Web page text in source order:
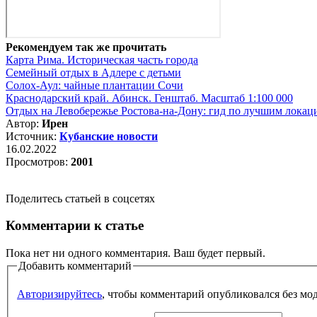
Рекомендуем так же прочитать
Карта Рима. Историческая часть города
Семейный отдых в Адлере с детьми
Солох-Аул: чайные плантации Сочи
Краснодарский край. Абинск. Генштаб. Масштаб 1:100 000
Отдых на Левобережье Ростова‑на‑Дону: гид по лучшим
Автор: Ирен
Источник: Кубанские новости
16.02.2022
Просмотров: 2001
Поделитесь статьей в соцсетях
Комментарии к статье
Пока нет ни одного комментария. Ваш будет первый.
Добавить комментарий
Авторизируйтесь, чтобы комментарий опубликовался без